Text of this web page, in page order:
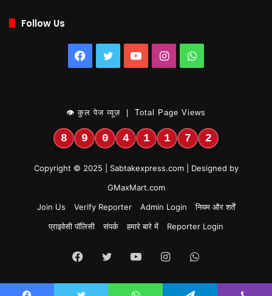
Follow Us
Facebook
TwitterYouTubeInstagramWhatsApp
👁 कुल पेज व्यूज़ | Total Page Views
8 9 0 4 1 1 7 2
Copyright © 2025 | Sabtakexpress.com | Designed by
GMaxMart.com
Join Us
Verify Reporter Admin Login
नियम और शर्तें
प्राइवेसी पॉलिसी
संपर्क हमारे बारे में Reporter Login
Facebook
TwitterYouTubeInstagramWhatsApp